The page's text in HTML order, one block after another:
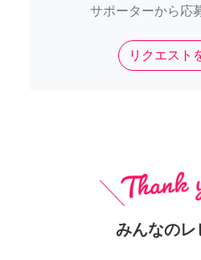
サポーターから応
リクエスト
みんなのレ